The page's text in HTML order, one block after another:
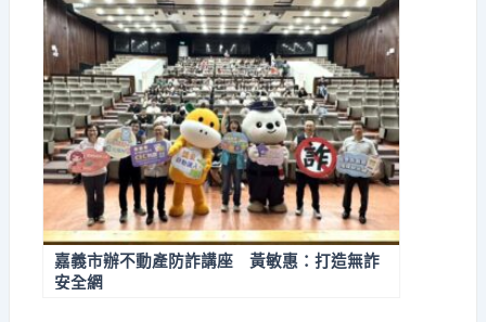
嘉義市辦不動產防詐講座 黃敏惠：打造無詐
安全網